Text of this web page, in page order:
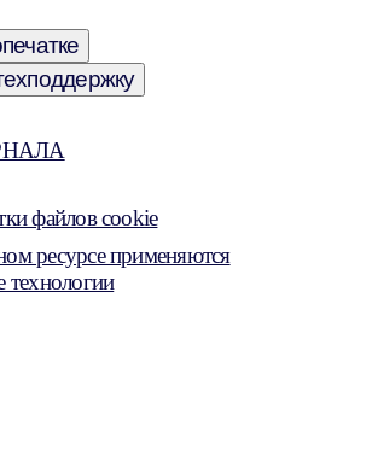
файлов cookie
ресурсе применяются
технологии